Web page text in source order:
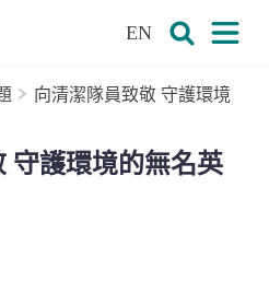
EN
向清潔隊員致敬 守護環境
守護環境的無名英